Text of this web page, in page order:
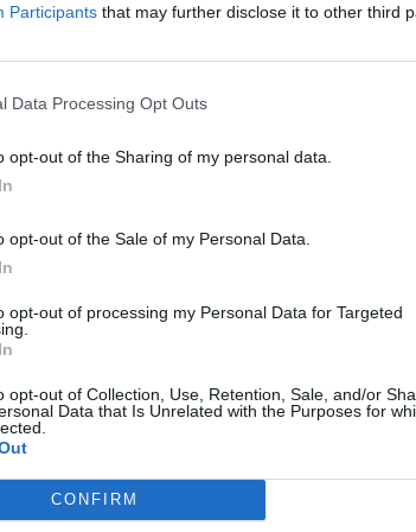
Participants that may further disclose it to other third
Data Processing Opt Outs
opt-out of the Sharing of my personal data.
opt-out of the Sale of my Personal Data.
opt-out of processing my Personal Data for Targeted
opt-out of Collection, Use, Retention, Sale, and/or
Data that Is Unrelated with the Purposes for
CONFIRM
forinttal, 363 forintra. Az autósok 50 forintos
A benzinár 2012. április elején érte el
portfolio.hu hírarchívumához tartozik, melynek
tartalmazza:
cikkarchívum
elmúlt 2 év napon belüli
Előfizetés
VAGY? BEJELENTKEZÉS